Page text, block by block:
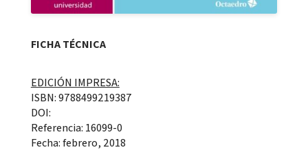
FICHA TÉCNICA
EDICIÓN IMPRESA:
ISBN: 9788499219387
DOI:
Referencia: 16099-0
Fecha: febrero, 2018